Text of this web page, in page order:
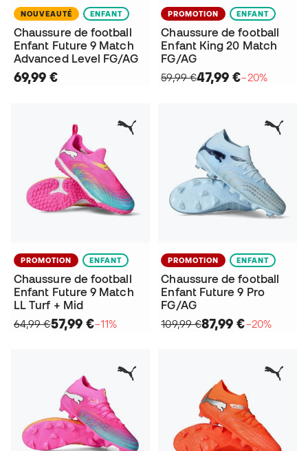
NOUVEAUTÉ ENFANT
Chaussure de football
Enfant Future 9 Match
Advanced Level FG/AG
69,99 €
PROMOTION ENFANT
Chaussure de football
Enfant King 20 Match
FG/AG
59,99 €47,99 €−20%
PROMOTION ENFANT
Chaussure de football
Enfant Future 9 Match
LL Turf + Mid
64,99 €57,99 €−11%
PROMOTION ENFANT
Chaussure de football
Enfant Future 9 Pro
FG/AG
109,99 €87,99 €−20%